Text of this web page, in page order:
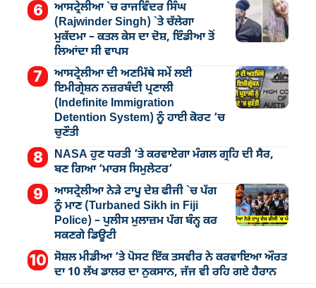
ਆਸਟ੍ਰੇਲੀਆ `ਚ ਰਾਜਵਿੰਦਰ ਸਿੰਘ
(Rajwinder Singh) `ਤੇ ਚੱਲੇਗਾ
ਮੁੁਕੱਦਮਾ – ਕਤਲ ਕੇਸ ਦਾ ਦੋਸ਼, ਇੰਡੀਆ ਤੋਂ
ਲਿਆਂਦਾ ਸੀ ਵਾਪਸ
ਆਸਟ੍ਰੇਲੀਆ ਦੀ ਅਣਮਿੱਥੇ ਸਮੇਂ ਲਈ
ਇਮੀਗ੍ਰੇਸ਼ਨ ਨਜ਼ਰਬੰਦੀ ਪ੍ਰਣਾਲੀ
(Indefinite Immigration
Detention System) ਨੂੰ ਹਾਈ ਕੋਰਟ ’ਚ
ਚੁਣੌਤੀ
NASA ਹੁਣ ਧਰਤੀ ’ਤੇ ਕਰਵਾਏਗਾ ਮੰਗਲ ਗ੍ਰਹਿ ਦੀ ਸੈਰ,
ਬਣ ਗਿਆ ‘ਮਾਰਸ ਸਿਮੁਲੇਟਰ’
ਆਸਟ੍ਰੇਲੀਆ ਨੇੜੇ ਟਾਪੂ ਦੇਸ਼ ਫੀਜੀ `ਚ ਪੱਗ
ਨੂੰ ਮਾਣ (Turbaned Sikh in Fiji
Police) – ਪੁਲੀਸ ਮੁਲਾਜ਼ਮ ਪੱਗ ਬੰਨ੍ਹ ਕਰ
ਸਕਣਗੇ ਡਿਊਟੀ
ਸੋਸ਼ਲ ਮੀਡੀਆ ’ਤੇ ਪੋਸਟ ਇੱਕ ਤਸਵੀਰ ਨੇ ਕਰਵਾਇਆ ਔਰਤ
ਦਾ 10 ਲੱਖ ਡਾਲਰ ਦਾ ਨੁਕਸਾਨ, ਜੱਜ ਵੀ ਰਹਿ ਗਏ ਹੈਰਾਨ